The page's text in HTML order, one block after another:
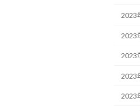
2023
2023
2023
2023
2023